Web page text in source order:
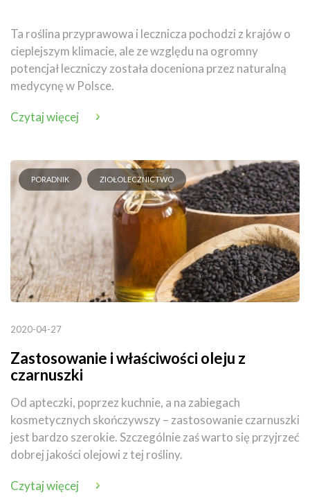
Ta roślina przyprawowa i lecznicza pochodzi z krajów o
cieplejszym klimacie, ale ze względu na ogromny
potencjał leczniczy została doceniona przez naturalną
medycynę w Polsce.
Czytaj więcej
PORADNIK ZIOŁOLECZNICTWO
2020-04-27
Zastosowanie i właściwości oleju z
czarnuszki
Od apteczki, poprzez kuchnie, a na zabiegach
kosmetycznych skończywszy – zastosowanie czarnuszki
jest bardzo szerokie. Szczególnie zaś warto się przyjrzeć
dobrej jakości olejowi z tej rośliny.
Czytaj więcej